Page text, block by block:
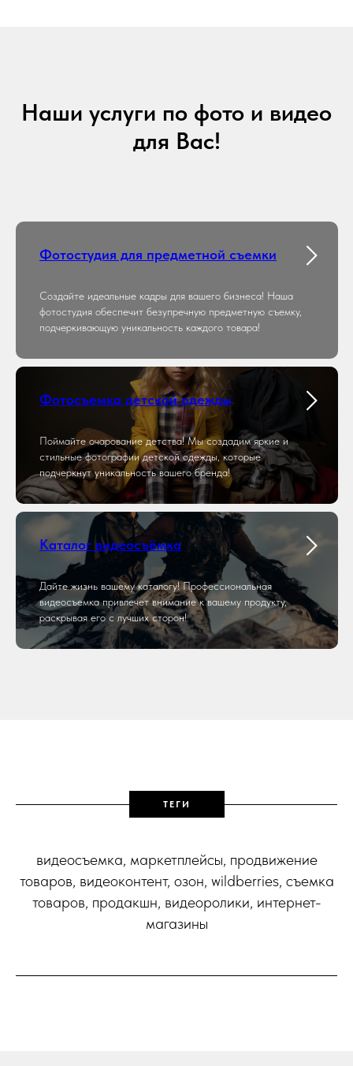
Наши услуги по фото и видео
для Вас!
Фотостудия для предметной съемки
Создайте идеальные кадры для вашего бизнеса! Наша
фотостудия обеспечит безупречную предметную съемку,
подчеркивающую уникальность каждого товара!
Фотосъемка детской одежды
Поймайте очарование детства! Мы создадим яркие и
стильные фотографии детской одежды, которые
подчеркнут уникальность вашего бренда!
Каталог видеосъёмка
Дайте жизнь вашему каталогу! Профессиональная
видеосъемка привлечет внимание к вашему продукту,
раскрывая его с лучших сторон!
ТЕГИ
видеосъемка, маркетплейсы, продвижение
товаров, видеоконтент, озон, wildberries, съемка
товаров, продакшн, видеоролики, интернет-
магазины